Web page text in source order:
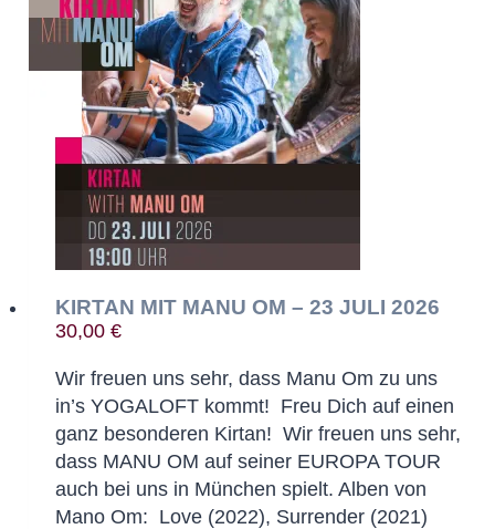
auf.
Die
Optionen
können
auf
der
KIRTAN MIT MANU OM – 23 JULI 2026
30,00€
Wir freuen uns sehr, dass Manu Om zu uns
in’s YOGALOFT kommt! Freu Dich auf einen
ganz besonderen Kirtan! Wir freuen uns sehr,
dass MANU OM auf seiner EUROPA TOUR
auch bei uns in München spielt. Alben von
Mano Om: Love (2022), Surrender (2021)